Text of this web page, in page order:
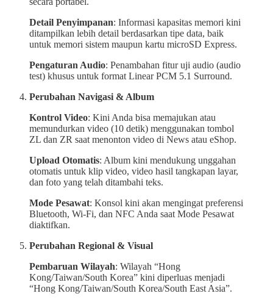
Detail Penyimpanan: Informasi kapasitas memori kini
ditampilkan lebih detail berdasarkan tipe data, baik
untuk memori sistem maupun kartu microSD Express.
Pengaturan Audio: Penambahan fitur uji audio (audio
test) khusus untuk format Linear PCM 5.1 Surround.
Perubahan Navigasi & Album
Kontrol Video: Kini Anda bisa memajukan atau
memundurkan video (10 detik) menggunakan tombol
ZL dan ZR saat menonton video di News atau eShop.
Upload Otomatis: Album kini mendukung unggahan
otomatis untuk klip video, video hasil tangkapan layar,
dan foto yang telah ditambahi teks.
Mode Pesawat: Konsol kini akan mengingat preferensi
Bluetooth, Wi-Fi, dan NFC Anda saat Mode Pesawat
diaktifkan.
Perubahan Regional & Visual
Pembaruan Wilayah: Wilayah “Hong
Kong/Taiwan/South Korea” kini diperluas menjadi
“Hong Kong/Taiwan/South Korea/South East Asia”.